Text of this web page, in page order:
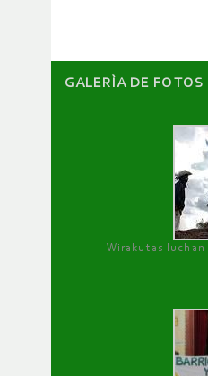
GALERÌA DE FOTOS
Wirakutas